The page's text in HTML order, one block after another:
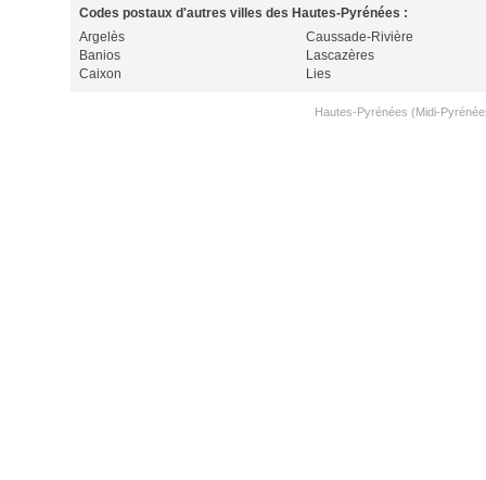
Codes postaux d'autres villes des Hautes-Pyrénées :
Argelès
Banios
Caixon
Caussade-Rivière
Lascazères
Lies
Hautes-Pyrénées (Midi-